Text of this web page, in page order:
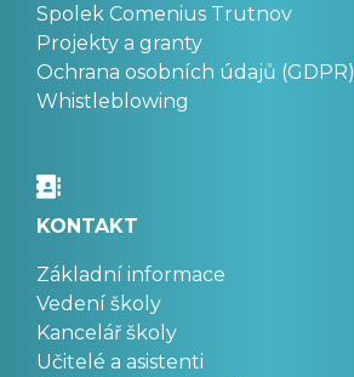
Spolek Comenius Trutnov
Projekty a granty
Ochrana osobních údajů (GDPR)
Whistleblowing
KONTAKT
Základní informace
Vedení školy
Kancelář školy
Učitelé a asistenti